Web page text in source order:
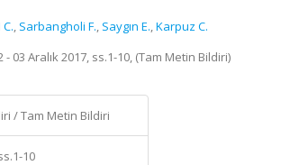
C., Sarbangholi F., Saygın E.,Karpuz C.
03 Aralık 2017, ss.1-10, (Tam Metin Bildiri)
/ Tam Metin Bildiri
10